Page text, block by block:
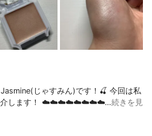
じゃすみん)です！🍒 今回は私
紹介します！ ☁️☁️☁️☁️☁️☁️☁️☁️…続きを見